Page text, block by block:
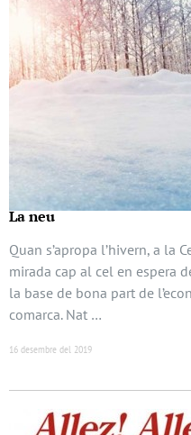
La neu
Quan s’apropa l’hivern, a la
mirada cap al cel en espera
la base de bona part de
comarca. Nat …
16 desembre del 2019